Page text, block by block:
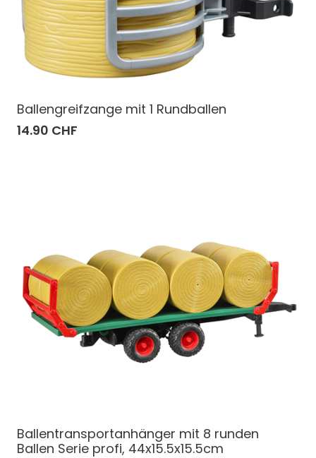
Ballengreifzange mit 1 Rundballen
14.90 CHF
Ballentransportanhänger mit 8 runden
Ballen Serie profi, 44x15.5x15.5cm